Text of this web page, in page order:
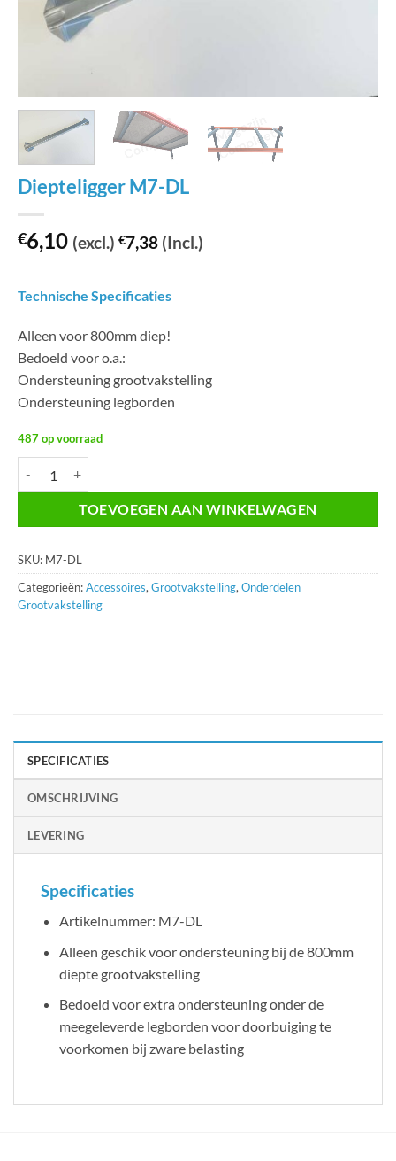
Diepteligger M7-DL
€6,10 (excl.) €7,38 (Incl.)
Technische Specificaties
Alleen voor 800mm diep!
Bedoeld voor o.a.:
Ondersteuning grootvakstelling
Ondersteuning legborden
487 op voorraad
TOEVOEGEN AAN WINKELWAGEN
SKU: M7-DL
Categorieën:Accessoires, Grootvakstelling, Onderdelen
Grootvakstelling
SPECIFICATIES
OMSCHRIJVING
LEVERING
Specificaties
Artikelnummer: M7-DL
Alleen geschik voor ondersteuning bij de 800mm
diepte grootvakstelling
Bedoeld voor extra ondersteuning onder de
meegeleverde legborden voor doorbuiging te
voorkomen bij zware belasting